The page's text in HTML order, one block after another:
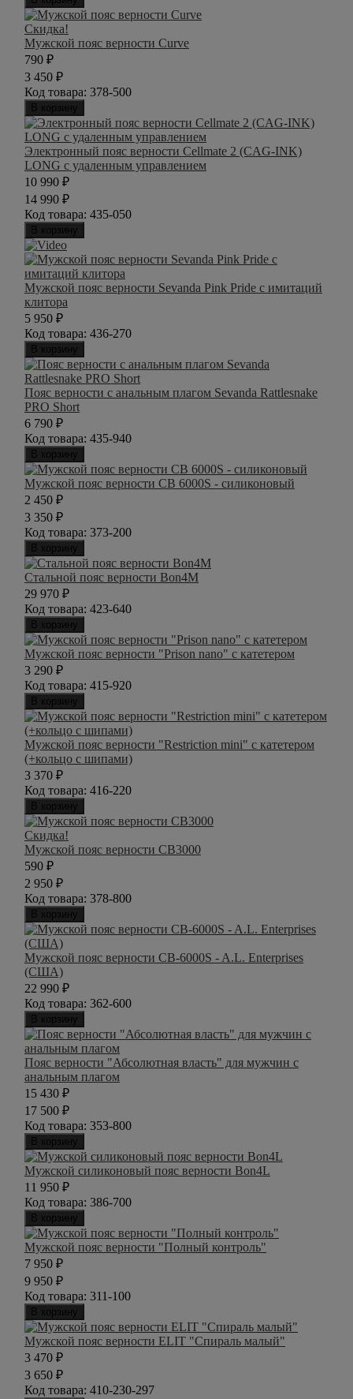
Скидка!
Мужской пояс верности Curve
790 ₽
3 450 ₽
Код товара: 378-500
В корзину
Электронный пояс верности Cellmate 2 (CAG-INK)
LONG с удаленным управлением
10 990 ₽
14 990 ₽
Код товара: 435-050
В корзину
Мужской пояс верности Sevanda Pink Pride с имитаций
клитора
5 950 ₽
Код товара: 436-270
В корзину
Пояс верности с анальным плагом Sevanda Rattlesnake
PRO Short
6 790 ₽
Код товара: 435-940
В корзину
Мужской пояс верности CB 6000S - силиконовый
2 450 ₽
3 350 ₽
Код товара: 373-200
В корзину
Стальной пояс верности Bon4M
29 970 ₽
Код товара: 423-640
В корзину
Мужской пояс верности "Prison nano" с катетером
3 290 ₽
Код товара: 415-920
В корзину
Мужской пояс верности "Restriction mini" с катетером
(+кольцо с шипами)
3 370 ₽
Код товара: 416-220
В корзину
Скидка!
Мужской пояс верности CB3000
590 ₽
2 950 ₽
Код товара: 378-800
В корзину
Мужской пояс верности CB-6000S - A.L. Enterprises
(США)
22 990 ₽
Код товара: 362-600
В корзину
Пояс верности "Абсолютная власть" для мужчин с
анальным плагом
15 430 ₽
17 500 ₽
Код товара: 353-800
В корзину
Мужской силиконовый пояс верности Bon4L
11 950 ₽
Код товара: 386-700
В корзину
Мужской пояс верности "Полный контроль"
7 950 ₽
9 950 ₽
Код товара: 311-100
В корзину
Мужской пояс верности ELIT "Спираль малый"
3 470 ₽
3 650 ₽
Код товара: 410-230-297